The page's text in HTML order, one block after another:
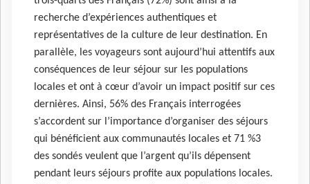
recherche d’expériences authentiques et
représentatives de la culture de leur destination. En
parallèle, les voyageurs sont aujourd’hui attentifs aux
conséquences de leur séjour sur les populations
locales et ont à cœur d’avoir un impact positif sur ces
dernières. Ainsi, 56% des Français interrogées
s’accordent sur l’importance d’organiser des séjours
qui bénéficient aux communautés locales et 71 %3
des sondés veulent que l’argent qu’ils dépensent
pendant leurs séjours profite aux populations locales.